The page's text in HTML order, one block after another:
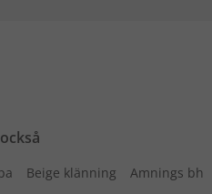
Beige klänning Amnings bh